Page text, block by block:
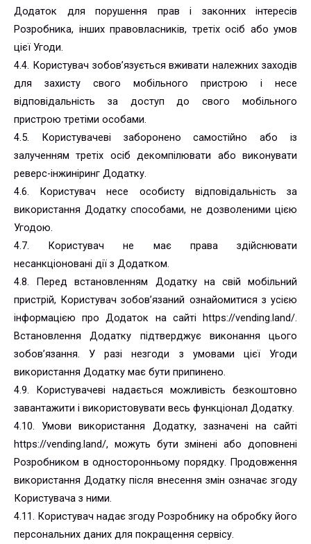
Додаток для порушення прав і законних інтересів
Розробника, інших правовласників, третіх осіб або умов
цієї Угоди.
4.4. Користувач зобов’язується вживати належних заходів
для захисту свого мобільного пристрою і несе
відповідальність за доступ до свого мобільного
пристрою третіми особами.
4.5. Користувачеві заборонено самостійно або із
залученням третіх осіб декомпілювати або виконувати
реверс-інжиніринг Додатку.
4.6. Користувач несе особисту відповідальність за
використання Додатку способами, не дозволеними цією
Угодою.
4.7. Користувач не має права здійснювати
несанкціоновані дії з Додатком.
4.8. Перед встановленням Додатку на свій мобільний
пристрій, Користувач зобов’язаний ознайомитися з усією
інформацією про Додаток на сайті https://vending.land/.
Встановлення Додатку підтверджує виконання цього
зобов’язання. У разі незгоди з умовами цієї Угоди
використання Додатку має бути припинено.
4.9. Користувачеві надається можливість безкоштовно
завантажити і використовувати весь функціонал Додатку.
4.10. Умови використання Додатку, зазначені на сайті
https://vending.land/, можуть бути змінені або доповнені
Розробником в односторонньому порядку. Продовження
використання Додатку після внесення змін означає згоду
Користувача з ними.
4.11. Користувач надає згоду Розробнику на обробку його
персональних даних для покращення сервісу.